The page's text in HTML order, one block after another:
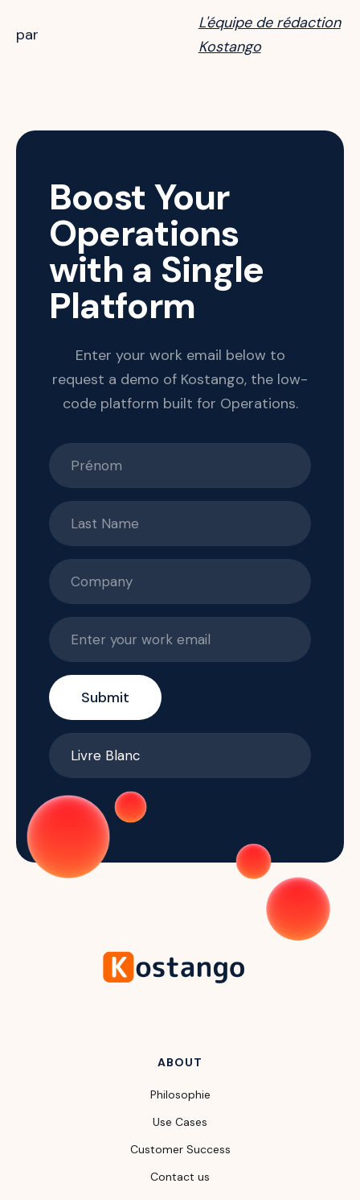
par
L'équipe de rédaction
Kostango
Boost Your
Operations
with a Single
Platform
Enter your work email below to
request a demo of Kostango, the low-
code platform built for Operations.
ABOUT
Philosophie
Use Cases
Customer Success
Contact us